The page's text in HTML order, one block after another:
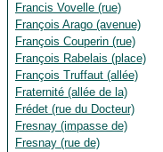
Francis Vovelle (rue)
François Arago (avenue)
François Couperin (rue)
François Rabelais (place)
François Truffaut (allée)
Fraternité (allée de la)
Frédet (rue du Docteur)
Fresnay (impasse de)
Fresnay (rue de)